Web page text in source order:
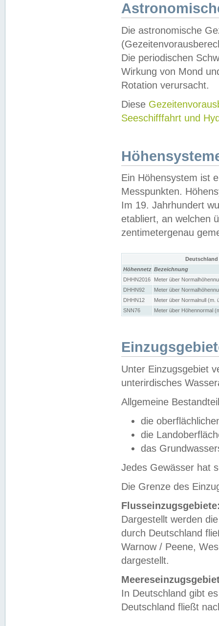
Die astronomische
Die periodischen
Wirkung von Mond
Rotation verursacht.
Diese
Seeschifffahrt und
Ein Höhensystem ist
Messpunkten.
Im 19. Jahrhundert
etabliert, an welchen
zentimetergenau
Höhennetz Bezeichnung
DHHN2016
Meter über
DHHN92
Meter über
DHHN12
Meter über Normalnull (m.
SNN76
Meter über Höhennormal
Unter Einzugsgebiet
unterirdisches
Allgemeine
die
die
das
Jedes Gewässer hat
Die Grenze des
Dargestellt werden
durch Deutschland
Warnow / Peene,
dargestellt.
In Deutschland gibt
Deutschland fließt